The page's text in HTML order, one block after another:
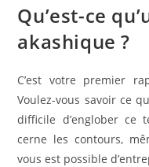
Qu’est-ce
akashique ?
C’est votre premier
Voulez-vous savoir ce
difficile d’englober
cerne les contours,
vous est possible